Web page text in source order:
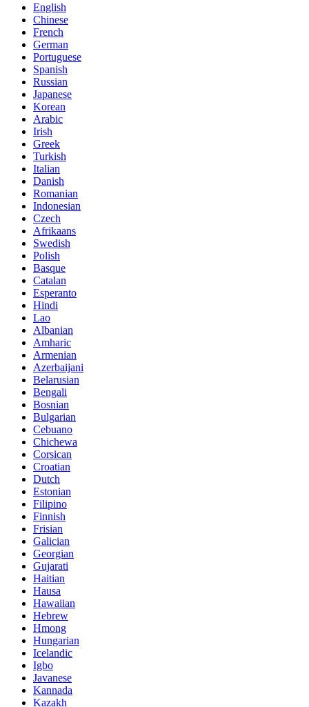
English
Chinese
French
German
Portuguese
Spanish
Russian
Japanese
Korean
Arabic
Irish
Greek
Turkish
Italian
Danish
Romanian
Indonesian
Czech
Afrikaans
Swedish
Polish
Basque
Catalan
Esperanto
Hindi
Lao
Albanian
Amharic
Armenian
Azerbaijani
Belarusian
Bengali
Bosnian
Bulgarian
Cebuano
Chichewa
Corsican
Croatian
Dutch
Estonian
Filipino
Finnish
Frisian
Galician
Georgian
Gujarati
Haitian
Hausa
Hawaiian
Hebrew
Hmong
Hungarian
Icelandic
Igbo
Javanese
Kannada
Kazakh